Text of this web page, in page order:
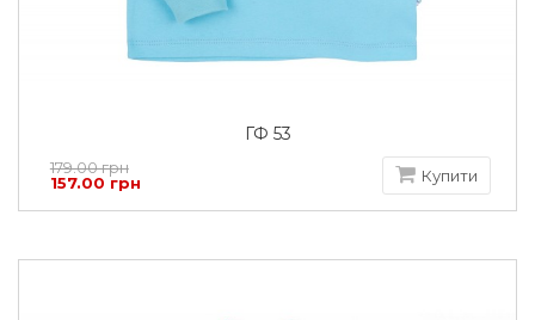
ГФ 53
179.00 грн
157.00 грн
Купити